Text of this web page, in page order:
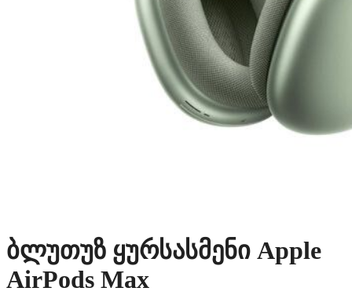
ბლუთუზ ყურსასმენი Apple
AirPods Max